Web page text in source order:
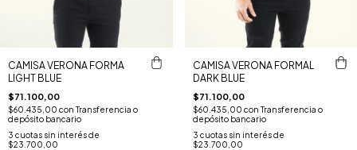
CAMISA VERONA FORMA
LIGHT BLUE
$71.100,00
$60.435,00 con Transferencia o
depósito bancario
3 cuotas sin interés de
$23.700,00
CAMISA VERONA FORMAL
DARK BLUE
$71.100,00
$60.435,00 con Transferencia o
depósito bancario
3 cuotas sin interés de
$23.700,00